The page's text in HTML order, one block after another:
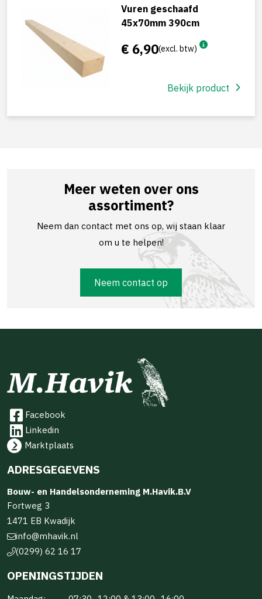
Vuren geschaafd
45x70mm 390cm
€ 6,90(excl. btw)
Bekijk product
Meer weten over ons
assortiment?
Neem dan contact met ons op, wij staan klaar
om u te helpen!
Neem contact op
Facebook
Linkedin
Marktplaats
ADRESGEGEVENS
Bouw- en Handelsonderneming M.Havik.B.V
Fortweg 3
1471 EB Kwadijk
info@mhavik.nl
(0299) 62 16 17
OPENINGSTIJDEN